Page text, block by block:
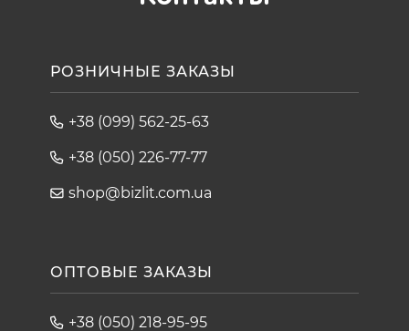
РОЗНИЧНЫЕ ЗАКАЗЫ
+38 (099) 562-25-63
+38 (050) 226-77-77
shop@bizlit.com.ua
ОПТОВЫЕ ЗАКАЗЫ
+38 (050) 218-95-95